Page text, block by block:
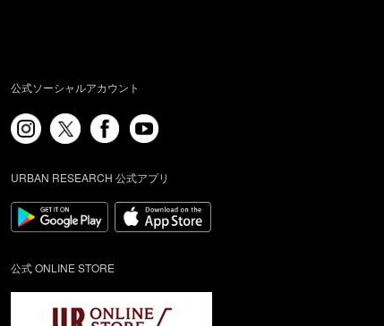
公式ソーシャルアカウント
URBAN RESEARCH 公式アプリ
公式 ONLINE STORE